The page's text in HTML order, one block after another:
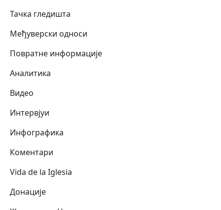
Тачка гледишта
Међуверски односи
Повратне информације
Аналитика
Видео
Интервјуи
Инфографика
Коментари
Vida de la Iglesia
Донације